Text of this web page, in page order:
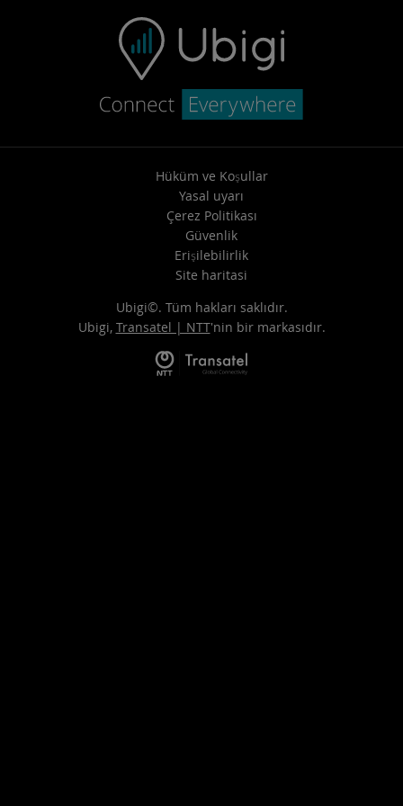
Hüküm ve Koşullar
Yasal uyarı
Çerez Politikası
Güvenlik
Erişilebilirlik
Site haritasi
Ubigi©. Tüm hakları saklıdır.
Ubigi, Transatel | NTT'nin bir markasıdır.